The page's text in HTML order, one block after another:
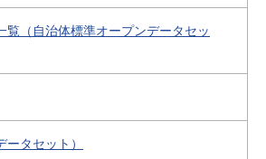
覧（自治体標準オープンデータセッ
タセット）